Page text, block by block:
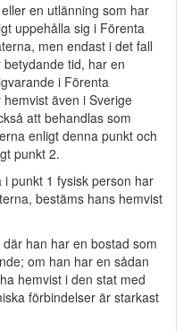
en utlänning som har
uppehålla sig i Förenta
men endast i det fall
tid, har en
i Förenta
även i Sverige
att behandlas som
enligt denna punkt och
punkt 2.
punkt 1 fysisk person har
bestäms hans hemvist
han har en bostad som
om han har en sådan
hemvist i den stat med
förbindelser är starkast